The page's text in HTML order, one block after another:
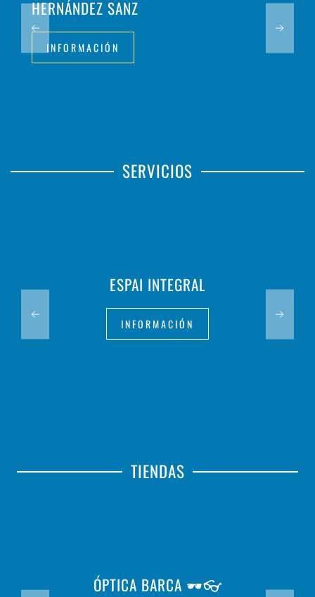
HERNÁNDEZ SANZ
INFORMACIÓN
SERVICIOS
ESPAI INTEGRAL
INFORMACIÓN
TIENDAS
ÓPTICA BARCA 🕶️👓